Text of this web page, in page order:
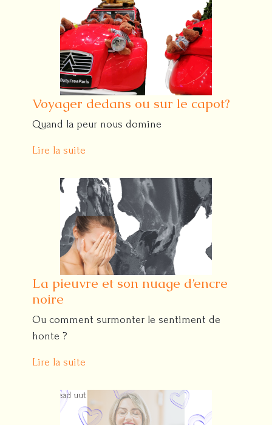
Voyager dedans ou sur le capot?
Quand la peur nous domine
Lire la suite
La pieuvre et son nuage d’encre
noire
Ou comment surmonter le sentiment de
honte ?
Lire la suite